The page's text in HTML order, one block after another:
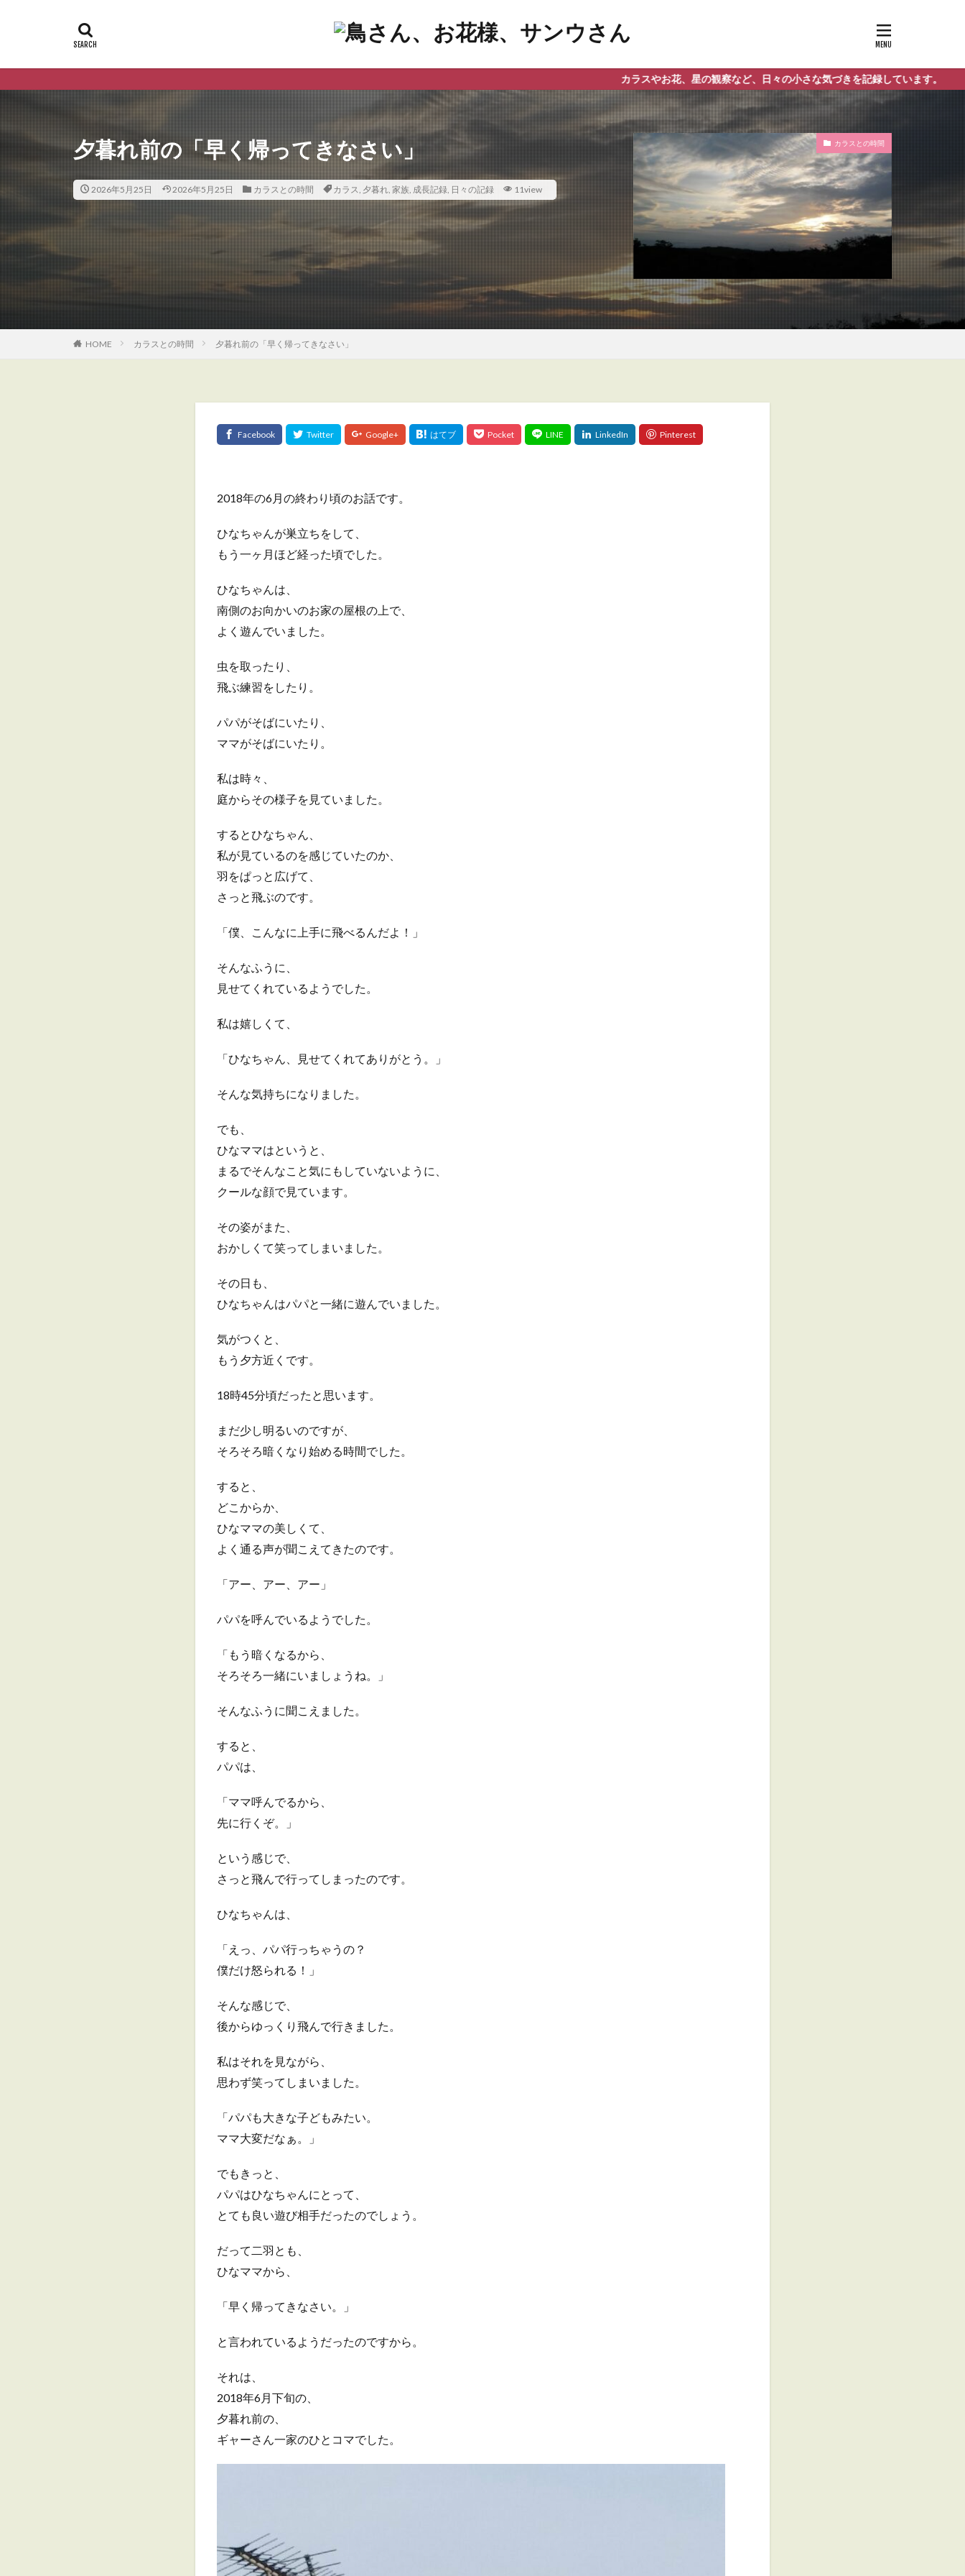
カラスやお花、星の観察など、日々の小さな気づきを記録しています。
夕暮れ前の「早く帰ってきなさい」
2026年5月25日 2026年5月25日 カラスとの時間 カラス, 夕暮れ, 家族, 成長記録, 日々の記録 11view
カラスとの時間
HOME カラスとの時間 夕暮れ前の「早く帰ってきなさい」
2018年の6月の終わり頃のお話です。
ひなちゃんが巣立ちをして、
もう一ヶ月ほど経った頃でした。
ひなちゃんは、
南側のお向かいのお家の屋根の上で、
よく遊んでいました。
虫を取ったり、
飛ぶ練習をしたり。
パパがそばにいたり、
ママがそばにいたり。
私は時々、
庭からその様子を見ていました。
するとひなちゃん、
私が見ているのを感じていたのか、
羽をぱっと広げて、
さっと飛ぶのです。
「僕、こんなに上手に飛べるんだよ！」
そんなふうに、
見せてくれているようでした。
私は嬉しくて、
「ひなちゃん、見せてくれてありがとう。」
そんな気持ちになりました。
でも、
ひなママはというと、
まるでそんなこと気にもしていないように、
クールな顔で見ています。
その姿がまた、
おかしくて笑ってしまいました。
その日も、
ひなちゃんはパパと一緒に遊んでいました。
気がつくと、
もう夕方近くです。
18時45分頃だったと思います。
まだ少し明るいのですが、
そろそろ暗くなり始める時間でした。
すると、
どこからか、
ひなママの美しくて、
よく通る声が聞こえてきたのです。
「アー、アー、アー」
パパを呼んでいるようでした。
「もう暗くなるから、
そろそろ一緒にいましょうね。」
そんなふうに聞こえました。
すると、
パパは、
「ママ呼んでるから、
先に行くぞ。」
という感じで、
さっと飛んで行ってしまったのです。
ひなちゃんは、
「えっ、パパ行っちゃうの？
僕だけ怒られる！」
そんな感じで、
後からゆっくり飛んで行きました。
私はそれを見ながら、
思わず笑ってしまいました。
「パパも大きな子どもみたい。
ママ大変だなぁ。」
でもきっと、
パパはひなちゃんにとって、
とても良い遊び相手だったのでしょう。
だって二羽とも、
ひなママから、
「早く帰ってきなさい。」
と言われているようだったのですから。
それは、
2018年6月下旬の、
夕暮れ前の、
ギャーさん一家のひとコマでした。